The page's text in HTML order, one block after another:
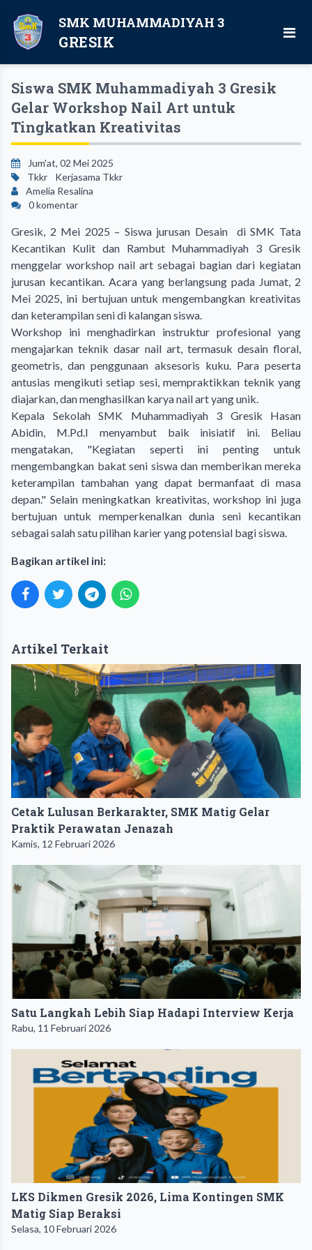
SMK MUHAMMADIYAH 3
GRESIK
Siswa SMK Muhammadiyah 3 Gresik
Gelar Workshop Nail Art untuk
Tingkatkan Kreativitas
Jum'at, 02 Mei 2025
Tkkr
Kerjasama Tkkr
Amelia Resalina
0 komentar
Gresik, 2 Mei 2025 – Siswa jurusan Desain di SMK Tata
Kecantikan Kulit dan Rambut Muhammadiyah 3 Gresik
menggelar workshop nail art sebagai bagian dari kegiatan
jurusan kecantikan. Acara yang berlangsung pada Jumat, 2
Mei 2025, ini bertujuan untuk mengembangkan kreativitas
dan keterampilan seni di kalangan siswa.
Workshop ini menghadirkan instruktur profesional yang
mengajarkan teknik dasar nail art, termasuk desain floral,
geometris, dan penggunaan aksesoris kuku. Para peserta
antusias mengikuti setiap sesi, mempraktikkan teknik yang
diajarkan, dan menghasilkan karya nail art yang unik.
Kepala Sekolah SMK Muhammadiyah 3 Gresik Hasan
Abidin, M.Pd.I menyambut baik inisiatif ini. Beliau
mengatakan, "Kegiatan seperti ini penting untuk
mengembangkan bakat seni siswa dan memberikan mereka
keterampilan tambahan yang dapat bermanfaat di masa
depan." Selain meningkatkan kreativitas, workshop ini juga
bertujuan untuk memperkenalkan dunia seni kecantikan
sebagai salah satu pilihan karier yang potensial bagi siswa.
Bagikan artikel ini:
Artikel Terkait
Cetak Lulusan Berkarakter, SMK Matig Gelar
Praktik Perawatan Jenazah
Kamis, 12 Februari 2026
Satu Langkah Lebih Siap Hadapi Interview Kerja
Rabu, 11 Februari 2026
LKS Dikmen Gresik 2026, Lima Kontingen SMK
Matig Siap Beraksi
Selasa, 10 Februari 2026